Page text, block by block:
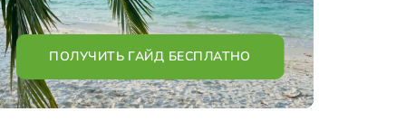
ПОЛУЧИТЬ ГАЙД БЕСПЛАТНО